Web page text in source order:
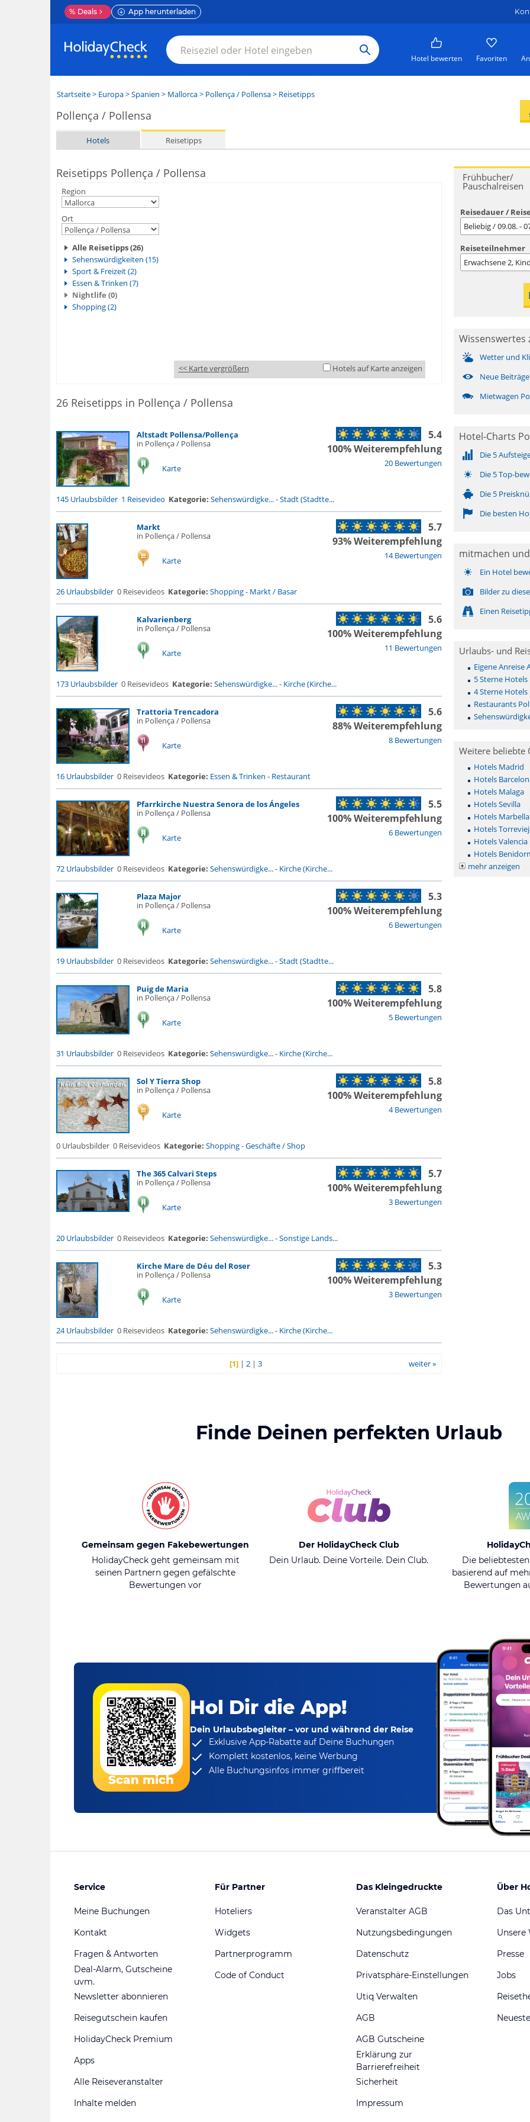
% Deals App herunterladen
Hotel bewerten Favoriten
Startseite> Europa>Spanien > Mallorca> Pollença / Pollensa> Reisetipps
Pollença / Pollensa
Hotels Reisetipps
Reisetipps Pollença / Pollensa
Region
Ort
Alle Reisetipps (26)
Sehenswürdigkeiten (15)
Sport & Freizeit (2)
Essen & Trinken (7)
Nightlife (0)
Shopping (2)
<< Karte vergrößern Hotels auf Karte anzeigen
26 Reisetipps in Pollença / Pollensa
Altstadt Pollensa/Pollença
in Pollença / Pollensa
Karte 20 Bewertungen
5.4
100% Weiterempfehlung
145 Urlaubsbilder 1 Reisevideo Kategorie: Sehenswürdigke...-Stadt (Stadtte...
Markt
in Pollença / Pollensa
Karte 14 Bewertungen
5.7
93% Weiterempfehlung
26 Urlaubsbilder 0 Reisevideos Kategorie: Shopping- Markt / Basar
Kalvarienberg
in Pollença / Pollensa
Karte 11 Bewertungen
5.6
100% Weiterempfehlung
173 Urlaubsbilder 0 Reisevideos Kategorie: Sehenswürdigke...- Kirche (Kirche...
Trattoria Trencadora
in Pollença / Pollensa
Karte 8 Bewertungen
5.6
88% Weiterempfehlung
16 Urlaubsbilder 0 Reisevideos Kategorie: Essen & Trinken - Restaurant
Pfarrkirche Nuestra Senora de los Ángeles
in Pollença / Pollensa
Karte 6 Bewertungen
5.5
100% Weiterempfehlung
72 Urlaubsbilder 0 Reisevideos Kategorie: Sehenswürdigke...- Kirche (Kirche...
Plaza Major
in Pollença / Pollensa
Karte 6 Bewertungen
5.3
100% Weiterempfehlung
19 Urlaubsbilder 0 Reisevideos Kategorie: Sehenswürdigke...-Stadt (Stadtte...
Puig de Maria
in Pollença / Pollensa
Karte 5 Bewertungen
5.8
100% Weiterempfehlung
31 Urlaubsbilder 0 Reisevideos Kategorie: Sehenswürdigke...- Kirche (Kirche...
Sol Y Tierra Shop
in Pollença / Pollensa
Karte 4 Bewertungen
5.8
100% Weiterempfehlung
0 Urlaubsbilder 0 Reisevideos Kategorie: Shopping-Geschäfte / Shop
The 365 Calvari Steps
in Pollença / Pollensa
Karte 3 Bewertungen
5.7
100% Weiterempfehlung
20 Urlaubsbilder 0 Reisevideos Kategorie: Sehenswürdigke...-Sonstige Lands...
Kirche Mare de Déu del Roser
in Pollença / Pollensa
Karte 3 Bewertungen
5.3
100% Weiterempfehlung
24 Urlaubsbilder 0 Reisevideos Kategorie: Sehenswürdigke...- Kirche (Kirche...
[1]| 2| 3 weiter »
Frühbucher/
Pauschalreisen
Reisedauer /
Beliebig / 09.08. -
Reiseteilnehmer
Erwachsene2,
Wissenswertes
Wetter und
Neue
Mietwagen
Hotel-Charts
Die 5
Die 5 Top-
Die 5
Die besten
mitmachen
Ein Hotel
Bilder zu
Einen
Urlaubs- und
Eigene Anreise
5 Sterne
4 Sterne Hotels
Restaurants
Weitere beliebte
Hotels Madrid
Hotels
Hotels Malaga
Hotels Sevilla
Hotels Marbella
Hotels
Hotels Valencia
Hotels
mehr anzeigen
Finde Deinen perfekten Urlaub
Gemeinsam gegen Fakebewertungen
HolidayCheck geht gemeinsam mit
seinen Partnern gegen gefälschte
Bewertungen vor
Der HolidayCheck Club
Dein Urlaub. Deine Vorteile. Dein Club.
Die
basierend auf
Bewertungen
Scan mich
Hol Dir die App!
Dein Urlaubsbegleiter – vor und während der Reise
Exklusive App-Rabatteauf Deine Buchungen
Komplett kostenlos, keine Werbung
Alle Buchungsinfos immer griffbereit
Service
Meine Buchungen
Kontakt
Fragen & Antworten
Deal-Alarm, Gutscheine
uvm.
Newsletter abonnieren
Reisegutschein kaufen
HolidayCheck Premium
Apps
Alle Reiseveranstalter
Inhalte melden
Für Partner
Hoteliers
Widgets
Partnerprogramm
Code of Conduct
Das Kleingedruckte
Veranstalter AGB
Nutzungsbedingungen
Datenschutz
Privatsphäre-Einstellungen
Utiq Verwalten
AGB
AGB Gutscheine
Erklärung zur
Barrierefreiheit
Sicherheit
Impressum
Über
Das
Unsere
Presse
Jobs